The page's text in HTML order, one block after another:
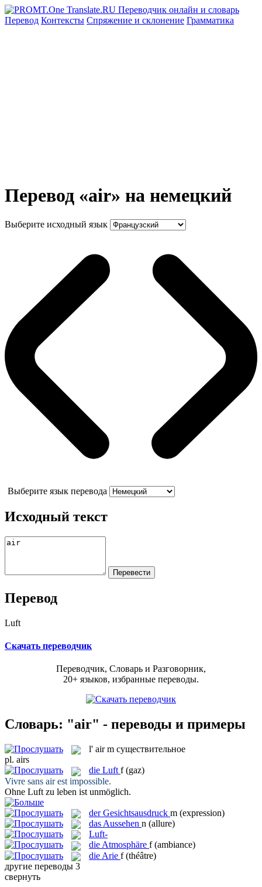
Перевод Контексты Спряжение и склонение Грамматика
Перевод «air» на немецкий
Выберите исходный язык
Выберите язык перевода
Исходный текст
Перевод
Luft
Скачать переводчик
Переводчик, Словарь и Разговорник,
20+ языков, избранные переводы.
Словарь: "air" - переводы и примеры
l' air m существительное
pl. airs
die Luft f (gaz)
Vivre sans airest impossible.
Ohne Luft zu leben ist unmöglich.
derGesichtsausdruck m (expression)
das Aussehen n (allure)
Luft-
dieAtmosphäre f (ambiance)
die Arie f (théâtre)
другие переводы 3
свернуть